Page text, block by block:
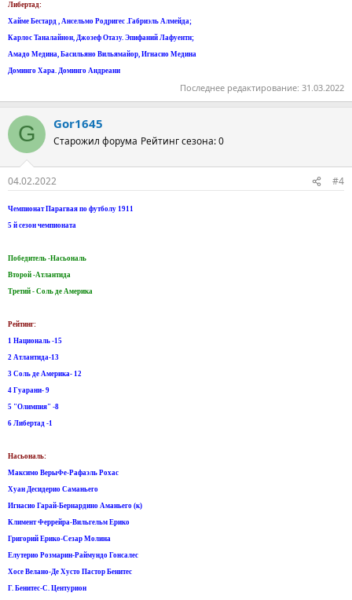
Либертад:
Хайме Бестард , Ансельмо Родригес .Габриэль Алмейда;
Карлос Taналайнон, Джозеф Oтазу. Эпифаний Лафуентн;
Амадо Медина, Басильяно Вильямайор, Игнасио Медина
Доминго Хара. Доминго Aндреани
Последнее редактирование: 31.03.2022
G Gor1645
Старожил форума Рейтинг сезона: 0
04.02.2022 #4
Чемпионат Парагвая по футболу 1911
5 й сезон чемпионата
Победитель -Насьональ
Второй -Атлантида
Третий - Соль де Америка
Рейтинг:
1 Националь -15
2 Aтлантида-13
3 Соль де Америка- 12
4 Гуарани- 9
5 "Олимпия" -8
6 Либертад -1
Насьональ:
Максимо ВерыФе-Рафаэль Рохас
Хуан Десидерио Саманьего
Игнасио Гарай-Бернардино Аманьего (к)
Климент Феррейра-Вильгельм Eрико
Григорий Eрико-Сезар Молина
Eлутерио Розмарин-Раймундо Гонсалес
Хосе Велано-Де Хусто Пастор Бенитес
Г. Бенитес-C. Центурион